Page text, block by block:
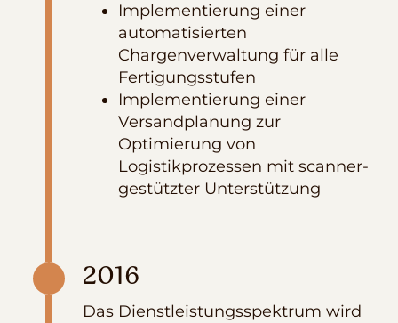
Implementierung einer
automatisierten
Chargenverwaltung für alle
Fertigungsstufen
Implementierung einer
Versandplanung zur
Optimierung von
Logistikprozessen mit scanner-
gestützter Unterstützung
2016
Das Dienstleistungsspektrum wird